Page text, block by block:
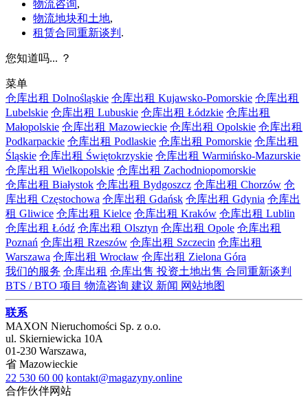
物流咨询,
物流地块和土地,
租赁合同重新谈判 .
您知道吗... ？
菜单
仓库出租 Dolnośląskie 仓库出租 Kujawsko-Pomorskie 仓库出租
Lubelskie 仓库出租 Lubuskie 仓库出租 Łódzkie 仓库出租
Małopolskie 仓库出租 Mazowieckie 仓库出租 Opolskie 仓库出租
Podkarpackie 仓库出租 Podlaskie 仓库出租 Pomorskie 仓库出租
Śląskie 仓库出租 Świętokrzyskie 仓库出租 Warmińsko-Mazurskie
仓库出租 Wielkopolskie 仓库出租 Zachodniopomorskie
仓库出租 Białystok 仓库出租 Bydgoszcz 仓库出租 Chorzów 仓
库出租 Częstochowa 仓库出租 Gdańsk 仓库出租 Gdynia 仓库出
租 Gliwice 仓库出租 Kielce 仓库出租 Kraków 仓库出租 Lublin
仓库出租 Łódź 仓库出租 Olsztyn 仓库出租 Opole 仓库出租
Poznań 仓库出租 Rzeszów 仓库出租 Szczecin 仓库出租
Warszawa 仓库出租 Wrocław 仓库出租 Zielona Góra
我们的服务 仓库出租 仓库出售 投资土地出售 合同重新谈判
BTS / BTO 项目 物流咨询 建议 新闻 网站地图
联系
MAXON Nieruchomości Sp. z o.o.
ul. Skierniewicka 10A
01-230 Warszawa,
省 Mazowieckie
22 530 60 00 kontakt@magazyny.online
合作伙伴网站